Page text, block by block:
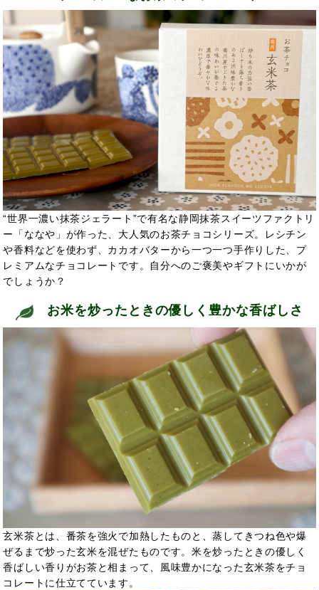
“世界一濃い抹茶ジェラート”で有名な静岡抹茶スイーツファクトリ
ー「ななや」が作った、大人気のお茶チョコシリーズ。レシチン
や香料などを使わず、カカオバターから一つ一つ手作りした、プ
レミアムなチョコレートです。自分へのご褒美やギフトにいかが
でしょうか？
お米を炒ったときの優しく豊かな香ばしさ
玄米茶とは、番茶を強火で加熱したものと、蒸してきつね色や爆
ぜるまで炒った玄米を混ぜたものです。米を炒ったときの優しく
香ばしい香りがお茶と相まって、風味豊かになった玄米茶をチョ
コレートに仕立てています。